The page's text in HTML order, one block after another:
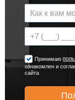
Принимаю
ознакомлен и
сайта